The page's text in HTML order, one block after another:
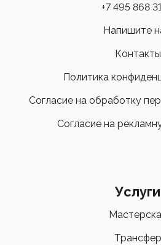
+7 495 868
Напишите
Контакты
Политика
Согласие на обработку
Согласие на
Услуги
Трансфер